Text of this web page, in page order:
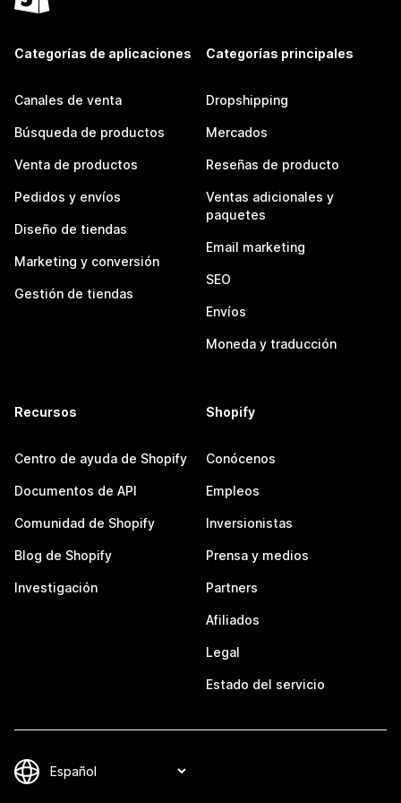
Categorías de aplicaciones
Canales de venta
Búsqueda de productos
Venta de productos
Pedidos y envíos
Diseño de tiendas
Marketing y conversión
Gestión de tiendas
Categorías principales
Dropshipping
Mercados
Reseñas de producto
Ventas adicionales y
paquetes
Email marketing
SEO
Envíos
Moneda y traducción
Recursos
Centro de ayuda de Shopify
Documentos de API
Comunidad de Shopify
Blog de Shopify
Investigación
Shopify
Conócenos
Empleos
Inversionistas
Prensa y medios
Partners
Afiliados
Legal
Estado del servicio